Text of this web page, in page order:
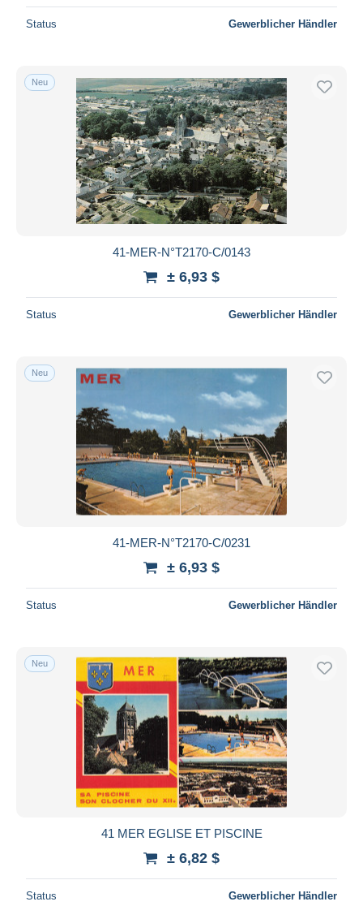
Status Gewerblicher Händler
Neu
41-MER-N°T2170-C/0143
± 6,93 $
Status Gewerblicher Händler
Neu
41-MER-N°T2170-C/0231
± 6,93 $
Status Gewerblicher Händler
Neu
41 MER EGLISE ET PISCINE
± 6,82 $
Status Gewerblicher Händler